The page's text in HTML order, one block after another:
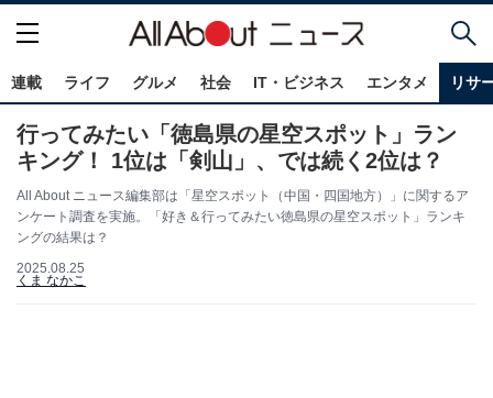
連載 ライフ グルメ 社会 IT・ビジネス エンタメ リサ
行ってみたい「徳島県の星空スポット」ラン
キング！ 1位は「剣山」、では続く2位は？
All About ニュース編集部は「星空スポット（中国・四国地方）」に関するア
ンケート調査を実施。「好き＆行ってみたい徳島県の星空スポット」ランキ
ングの結果は？
2025.08.25
くま なかこ